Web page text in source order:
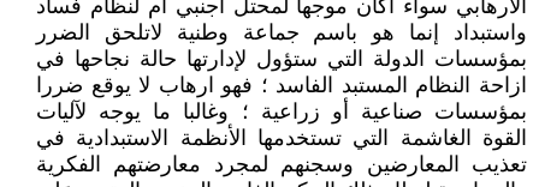
الارهابي سواء أكان موجها لمحتل أجنبي أم لنظام فساد
واستبداد إنما هو باسم جماعة وطنية لاتلحق الضرر
بمؤسسات الدولة التي ستؤول لإدارتها حالة نجاحها في
ازاحة النظام المستبد الفاسد ؛ فهو ارهاب لا يوقع ضررا
بمؤسسات صناعية أو زراعية ؛ وغالبا ما يوجه لآليات
القوة الغاشمة التي تستخدمها الأنظمة الاستبدادية في
تعذيب المعارضين وسجنهم لمجرد معارضتهم الفكرية